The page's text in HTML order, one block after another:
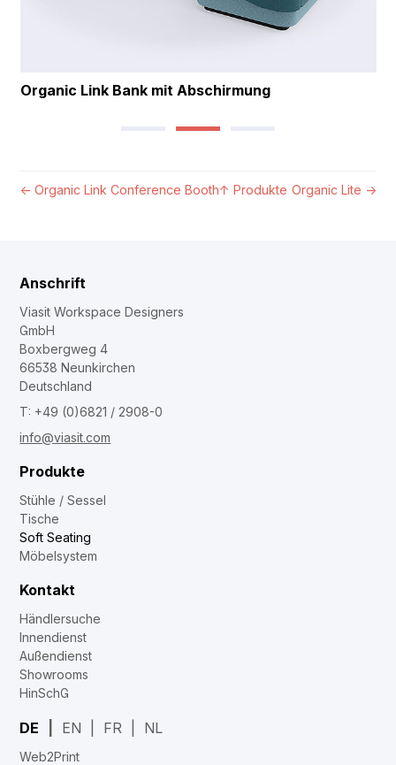
Organic Link Bank mit Abschirmung
←Organic Link Conference Booth↑Produkte Organic Lite →
Anschrift
Viasit Workspace Designers
GmbH
Boxbergweg 4
66538 Neunkirchen
Deutschland
T: +49 (0)6821 / 2908-0
info@viasit.com
Produkte
Stühle / Sessel
Tische
Soft Seating
Möbelsystem
Kontakt
Händlersuche
Innendienst
Außendienst
Showrooms
HinSchG
DE EN FR NL
Web2Print